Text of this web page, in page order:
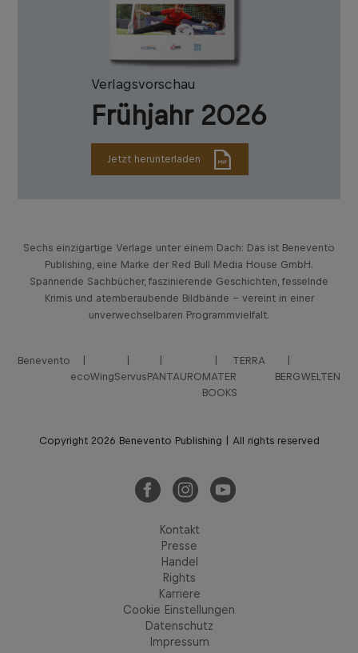
Verlagsvorschau
Frühjahr 2026
Jetzt herunterladen
Sechs einzigartige Verlage unter einem Dach: Das ist Benevento
Publishing, eine Marke der Red Bull Media House GmbH.
Spannende Sachbücher, faszinierende Geschichten, fesselnde
Krimis und atemberaubende Bildbände – vereint in einer
unverwechselbaren Programmvielfalt.
Benevento
ecoWingServusPANTAURO
TERRA
MATER
BOOKS
BERGWELTEN
Copyright 2026 Benevento Publishing | All rights reserved
Kontakt
Presse
Handel
Rights
Karriere
Cookie Einstellungen
Datenschutz
Impressum